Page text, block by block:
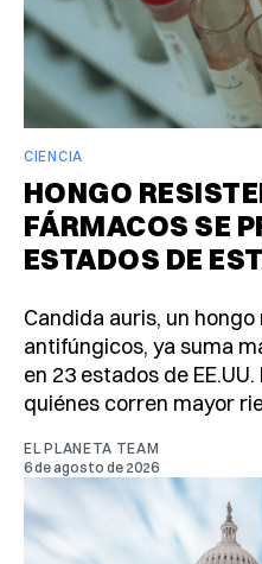
CIENCIA
HONGO
FÁRMACOS SE
ESTADOS DE
Candida auris, un
antifúngicos, ya suma
en 23 estados de
quiénes corren mayor
EL PLANETA TEAM
6 de agosto de 2026